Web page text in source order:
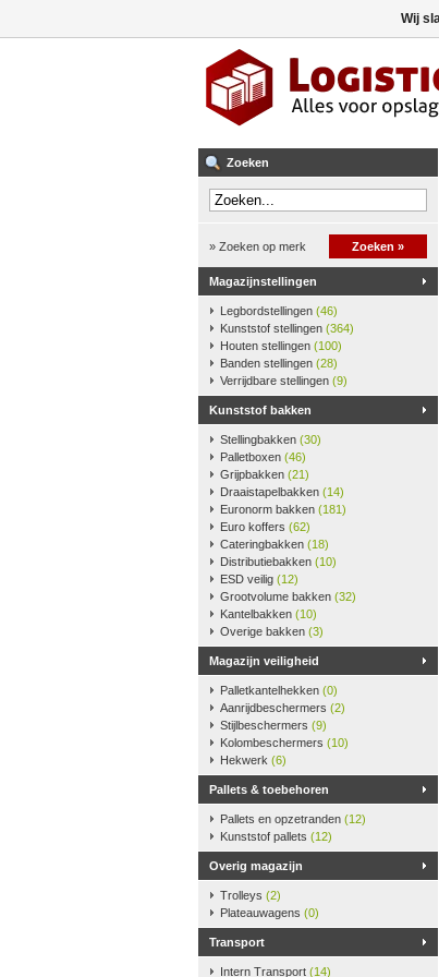
Zoeken
» Zoeken op merk Zoeken »
Magazijnstellingen
Legbordstellingen (46)
Kunststof stellingen (364)
Houten stellingen (100)
Banden stellingen (28)
Verrijdbare stellingen (9)
Kunststof bakken
Stellingbakken (30)
Palletboxen (46)
Grijpbakken (21)
Draaistapelbakken (14)
Euronorm bakken (181)
Euro koffers (62)
Cateringbakken (18)
Distributiebakken (10)
ESD veilig (12)
Grootvolume bakken (32)
Kantelbakken (10)
Overige bakken (3)
Magazijn veiligheid
Palletkantelhekken (0)
Aanrijdbeschermers (2)
Stijlbeschermers (9)
Kolombeschermers (10)
Hekwerk (6)
Pallets & toebehoren
Pallets en opzetranden (12)
Kunststof pallets (12)
Overig magazijn
Trolleys (2)
Plateauwagens (0)
Transport
Intern Transport (14)
Wij